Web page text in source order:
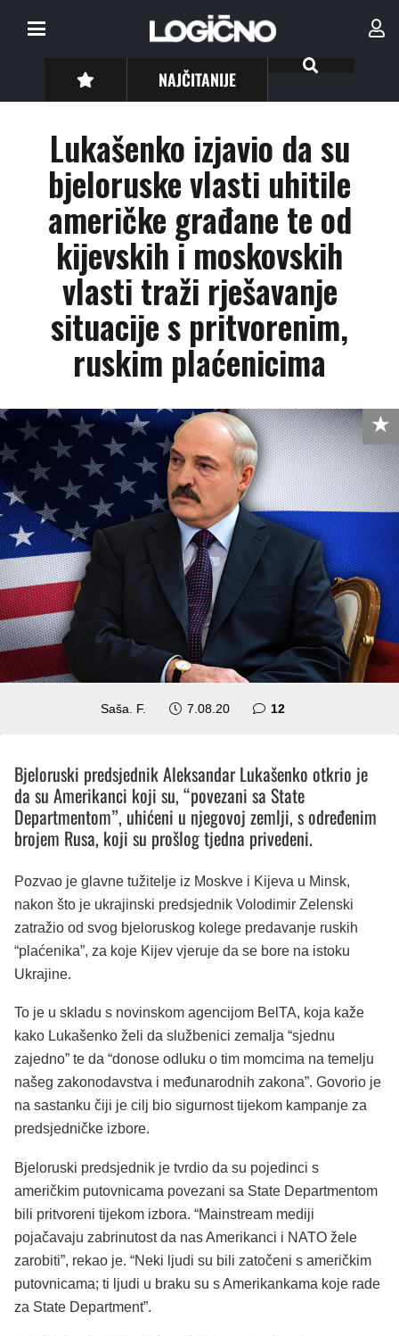
NAJČITANIJE
Lukašenko izjavio da su
bjeloruske vlasti uhitile
američke građane te od
kijevskih i moskovskih
vlasti traži rješavanje
situacije s pritvorenim,
ruskim plaćenicima
Saša. F. 7.08.20 12komentara
Bjeloruski predsjednik Aleksandar Lukašenko otkrio je
da su Amerikanci koji su, “povezani sa State
Departmentom”, uhićeni u njegovoj zemlji, s određenim
brojem Rusa, koji su prošlog tjedna privedeni.
Pozvao je glavne tužitelje iz Moskve i Kijeva u Minsk,
nakon što je ukrajinski predsjednik Volodimir Zelenski
zatražio od svog bjeloruskog kolege predavanje ruskih
“plaćenika”, za koje Kijev vjeruje da se bore na istoku
Ukrajine.
To je u skladu s novinskom agencijom BelTA, koja kaže
kako Lukašenko želi da službenici zemalja “sjednu
zajedno” te da “donose odluku o tim momcima na temelju
našeg zakonodavstva i međunarodnih zakona”. Govorio je
na sastanku čiji je cilj bio sigurnost tijekom kampanje za
predsjedničke izbore.
Bjeloruski predsjednik je tvrdio da su pojedinci s
američkim putovnicama povezani sa State Departmentom
bili pritvoreni tijekom izbora. “Mainstream mediji
pojačavaju zabrinutost da nas Amerikanci i NATO žele
zarobiti”, rekao je. “Neki ljudi su bili zatočeni s američkim
putovnicama; ti ljudi u braku su s Amerikankama koje rade
za State Department”.